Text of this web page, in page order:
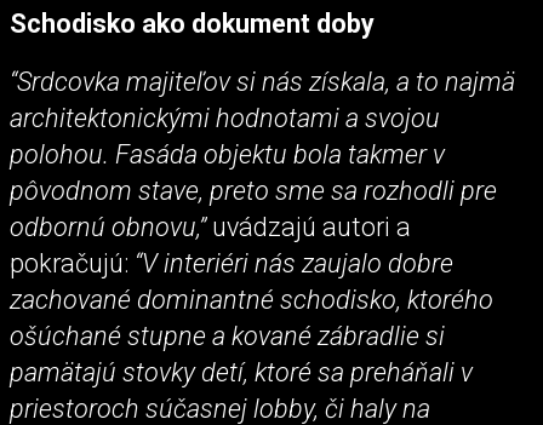
Schodisko ako dokument doby
“Srdcovka majiteľov si nás získala, a to najmä
architektonickými hodnotami a svojou
polohou. Fasáda objektu bola takmer v
pôvodnom stave, preto sme sa rozhodli pre
odbornú obnovu,”uvádzajú autori a
pokračujú: “V interiéri nás zaujalo dobre
zachované dominantné schodisko, ktorého
ošúchané stupne a kované zábradlie si
pamätajú stovky detí, ktoré sa preháňali v
priestoroch súčasnej lobby, či haly na